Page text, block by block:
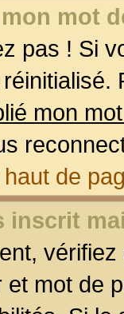
mot
pas ! Si
mon
de
inscrit
et mot de